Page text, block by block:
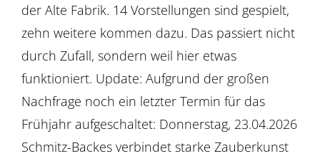
der Alte Fabrik. 14 Vorstellungen sind gespielt,
zehn weitere kommen dazu. Das passiert nicht
durch Zufall, sondern weil hier etwas
funktioniert. Update: Aufgrund der großen
Nachfrage noch ein letzter Termin für das
Frühjahr aufgeschaltet: Donnerstag, 23.04.2026
Schmitz-Backes verbindet starke Zauberkunst